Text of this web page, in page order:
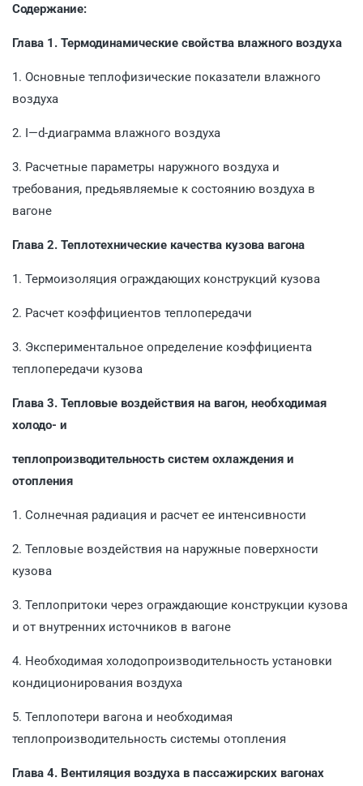
Содержание:
Глава 1. Термодинамические свойства влажного воздуха
1. Основные теплофизические показатели влажного
воздуха
2. I—d-диаграмма влажного воздуха
3. Расчетные параметры наружного воздуха и
требования, предьявляемые к состоянию воздуха в
вагоне
Глава 2. Теплотехнические качества кузова вагона
1. Термоизоляция ограждающих конструкций кузова
2. Расчет коэффициентов теплопередачи
3. Экспериментальное определение коэффициента
теплопередачи кузова
Глава 3. Тепловые воздействия на вагон, необходимая
холодо- и
теплопроизводительность систем охлаждения и
отопления
1. Солнечная радиация и расчет ее интенсивности
2. Тепловые воздействия на наружные поверхности
кузова
3. Теплопритоки через ограждающие конструкции кузова
и от внутренних источников в вагоне
4. Необходимая холодопроизводительность установки
кондиционирования воздуха
5. Теплопотери вагона и необходимая
теплопроизводительность системы отопления
Глава 4. Вентиляция воздуха в пассажирских вагонах